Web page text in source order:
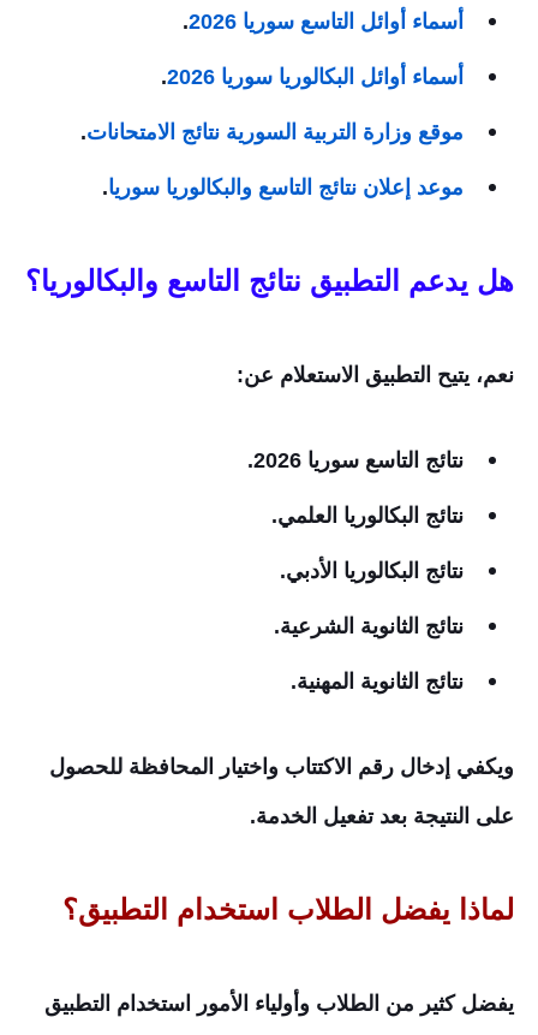
أسماء أوائل التاسع سوريا 2026 .
أسماء أوائل البكالوريا سوريا 2026 .
موقع وزارة التربية السورية نتائج الامتحانات.
موعد إعلان نتائج التاسع والبكالوريا سوريا.
هل يدعم التطبيق نتائج التاسع والبكالوريا؟
نعم، يتيح التطبيق الاستعلام عن:
نتائج التاسع سوريا 2026.
نتائج البكالوريا العلمي.
نتائج البكالوريا الأدبي.
نتائج الثانوية الشرعية.
نتائج الثانوية المهنية.
ويكفي إدخال رقم الاكتتاب واختيار المحافظة للحصول
على النتيجة بعد تفعيل الخدمة.
لماذا يفضل الطلاب استخدام التطبيق؟
يفضل كثير من الطلاب وأولياء الأمور استخدام التطبيق